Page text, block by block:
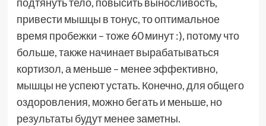
привести мышцы в тонус, то оптимальное
время пробежки – тоже 60 минут :), потому что
больше, также начинает вырабатываться
кортизол, а меньше – менее эффективно,
мышцы не успеют устать. Конечно, для общего
оздоровления, можно бегать и меньше, но
результаты будут менее заметны.